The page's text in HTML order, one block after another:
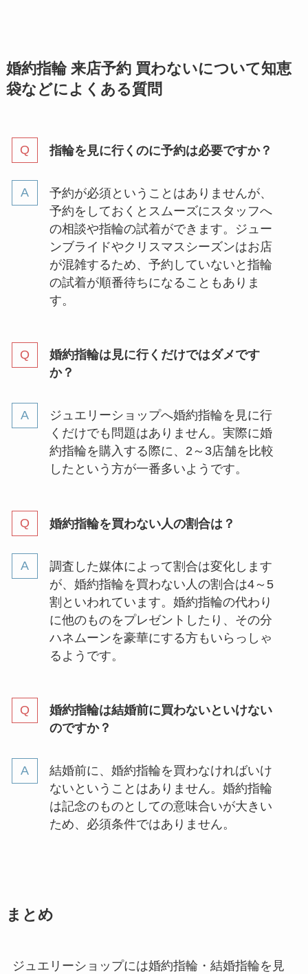
婚約指輪 来店予約 買わないについて知恵
袋などによくある質問
指輪を見に行くのに予約は必要ですか？
予約が必須ということはありませんが、
予約をしておくとスムーズにスタッフへ
の相談や指輪の試着ができます。ジュー
ンブライドやクリスマスシーズンはお店
が混雑するため、予約していないと指輪
の試着が順番待ちになることもありま
す。
婚約指輪は見に行くだけではダメです
か？
ジュエリーショップへ婚約指輪を見に行
くだけでも問題はありません。実際に婚
約指輪を購入する際に、2～3店舗を比較
したという方が一番多いようです。
婚約指輪を買わない人の割合は？
調査した媒体によって割合は変化します
が、婚約指輪を買わない人の割合は4～5
割といわれています。婚約指輪の代わり
に他のものをプレゼントしたり、その分
ハネムーンを豪華にする方もいらっしゃ
るようです。
婚約指輪は結婚前に買わないといけない
のですか？
結婚前に、婚約指輪を買わなければいけ
ないということはありません。婚約指輪
は記念のものとしての意味合いが大きい
ため、必須条件ではありません。
まとめ
ジュエリーショップには婚約指輪・結婚指輪を見